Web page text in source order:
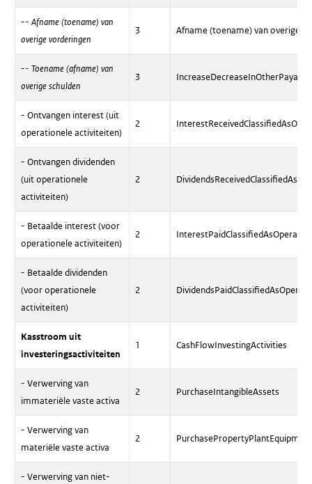
--Afname (toename) van
overige vorderingen
3 Afname (toename) van overige
--Toename (afname) van
overige schulden
3
- Ontvangen interest (uit
operationele activiteiten)
2
- Ontvangen dividenden
(uit operationele
activiteiten)
2
- Betaalde interest (voor
operationele activiteiten)
2
- Betaalde dividenden
(voor operationele
activiteiten)
2
Kasstroom uit
investeringsactiviteiten
1 CashFlowInvestingActivities
- Verwerving van
immateriële vaste activa
2 PurchaseIntangibleAssets
- Verwerving van
materiële vaste activa
2
- Verwerving van niet-